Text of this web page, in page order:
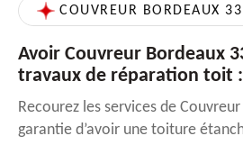
COUVREUR BORDEAUX 33
Avoir Couvreur Bordeaux
travaux de réparation toit
Recourez les services de
garantie d’avoir une toiture